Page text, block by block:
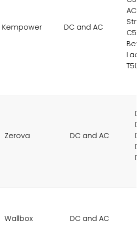
Kempower DC and AC
Zerova DC and AC
Wallbox DC and AC